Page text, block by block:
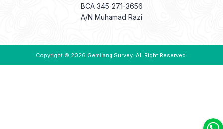
BCA 345-271-3656
A/N Muhamad Razi
Copyright © 2026 Gemilang Survey. All Right Reserved.